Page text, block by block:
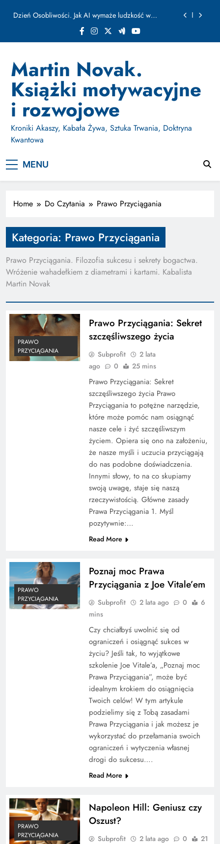
Jak Budować Myślokształty Powodzenia
Jak Projektować i Aktywować Myślokształty dla
Osiągania Celów w Codziennym Życiu
Dzień Osobliwości. Jak AI wymaże ludzkość w
ułamku sekundy
Jak Budować Myślokształty Powodzenia
Jak Projektować i Aktywować Myślokształty dla
Osiągania Celów w Codziennym Życiu
Martin Novak.
Książki motywacyjne
i rozwojowe
Kroniki Akaszy, Kabała Żywa, Sztuka Trwania, Doktryna
Kwantowa
MENU
Home Do Czytania Prawo Przyciągania
Kategoria: Prawo Przyciągania
Prawo Przyciągania. Filozofia sukcesu i sekrety bogactwa.
Wróżenie wahadełkiem z diametrami i kartami. Kabalista
Martin Novak
PRAWO
PRZYCIĄGANIA
Prawo Przyciągania: Sekret
szczęśliwszego życia
Subprofit
2 lata
ago
0 25 mins
Prawo Przyciągania: Sekret
szczęśliwszego życia Prawo
Przyciągania to potężne narzędzie,
które może pomóc nam osiągnąć
nasze cele i żyć szczęśliwszym
życiem. Opiera się ono na założeniu,
że nasze myśli i uczucia przyciągają
do nas podobne doświadczenia.
Innymi słowy, to na co skupiamy
swoją uwagę, staje się naszą
rzeczywistością. Główne zasady
Prawa Przyciągania 1. Myśl
pozytywnie:…
Read More
PRAWO
PRZYCIĄGANIA
Poznaj moc Prawa
Przyciągania z Joe Vitale’em
Subprofit 2 lata ago 0
6
mins
Czy chciałbyś uwolnić się od
ograniczeń i osiągnąć sukces w
życiu? Jeśli tak, to wyjątkowe
szkolenie Joe Vitale’a, „Poznaj moc
Prawa Przyciągania”, może być
idealnym krokiem do osiągnięcia
Twoich celów! W tym artykule
podzielimy się z Tobą zasadami
Prawa Przyciągania i jak możesz je
wykorzystać do przełamania swoich
ograniczeń i wytyczenia własnej
drogi do sukcesu….
Read More
PRAWO
PRZYCIĄGANIA
Napoleon Hill: Geniusz czy
Oszust?
Subprofit 2 lata ago 0
21